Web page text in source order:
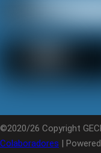
©2020/26 Copyright
Colaboradores |